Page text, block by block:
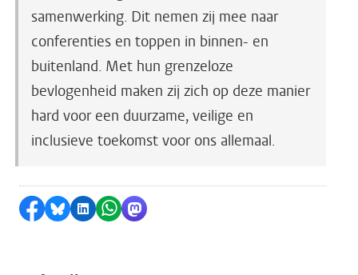
samenwerking. Dit nemen zij mee naar
conferenties en toppen in binnen- en
buitenland. Met hun grenzeloze
bevlogenheid maken zij zich op deze manier
hard voor een duurzame, veilige en
inclusieve toekomst voor ons allemaal.
Delen op Facebook
Delen via Bluesky
Delen op LinkedIn
Delen via WhatsApp
Delen via Mastodon